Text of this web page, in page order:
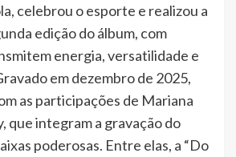
celebrou o esporte e realizou a
edição do álbum, com
energia, versatilidade e
em dezembro de 2025,
as participações de Mariana
que integram a gravação do
poderosas. Entre elas, a “Do